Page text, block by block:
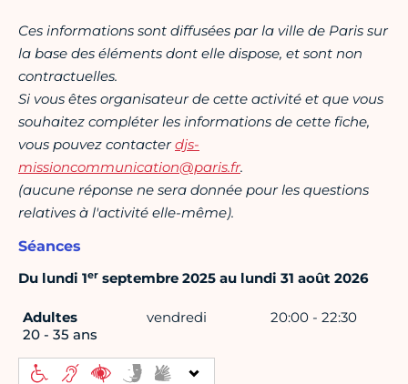
Ces informations sont diffusées par la ville de Paris sur
la base des éléments dont elle dispose, et sont non
contractuelles.
Si vous êtes organisateur de cette activité et que vous
souhaitez compléter les informations de cette fiche,
vous pouvez contacterdjs-
missioncommunication@paris.fr.
(aucune réponse ne sera donnée pour les questions
relatives à l'activité elle-même).
Séances
Du lundi 1er septembre 2025 au lundi 31 août 2026
Adultes
20 - 35 ans
vendredi 20:00 - 22:30